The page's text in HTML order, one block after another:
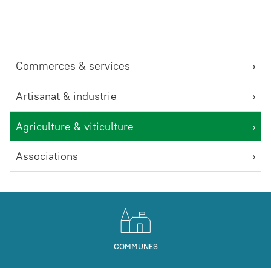
Commerces & services
Artisanat & industrie
Agriculture & viticulture
Associations
COMMUNES